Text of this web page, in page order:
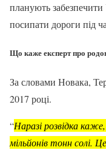
планують
посипати дороги під
Що каже експерт про
За словами Новака,
2017 році.
“Наразі розвідка
мільйонів тонн солі.